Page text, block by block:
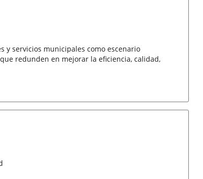
y servicios municipales como escenario
redunden en mejorar la eficiencia, calidad,